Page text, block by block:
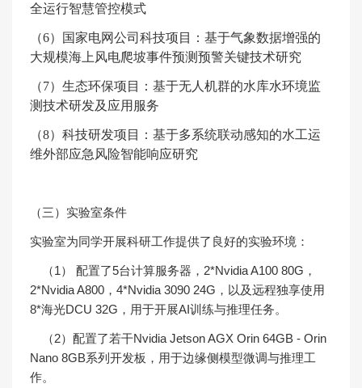
全运行智慧管控模式
（6）国家电网公司科技项目：基于气象数据增强的
大规模海上风电爬坡事件预测预警关键技术研究
（7）生态环保项目：基于无人机群的水库水环境监
测技术研发及应用服务
（8）科技研发项目：基于多系统联动感知的水工运
维外部应急风险智能响应研究
（三）实验室条件
实验室为同学开展科研工作提供了良好的实验环境：
（1） 配置了5台计算服务器， 2*Nvidia A100 80G ，
2*Nvidia A800 ， 4*Nvidia 3090 24G ，以及远程独享使用
8*海光DCU 32G ，用于开展AI训练与推理任务。
（2）配置了若干Nvidia Jetson AGX Orin 64GB - Orin
Nano 8GB系列开发板，用于边缘侧模型微调与推理工
作。